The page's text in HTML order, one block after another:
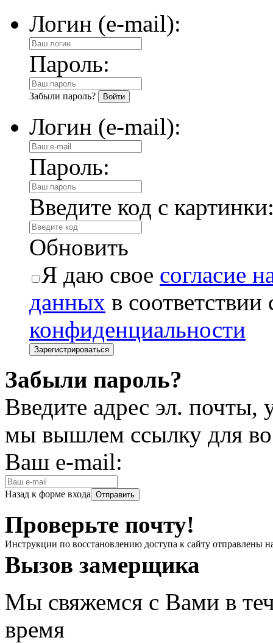
Логин (e-mail):
Пароль:
Забыли пароль?
Логин (e-mail):
Пароль:
Введите код с
Обновить
Я даю свое согласие
данных в соответствии
конфиденциальности
Забыли пароль?
Введите адрес эл. почты,
мы вышлем ссылку для
Ваш e-mail:
Назад к форме входа
Проверьте почту!
Инструкции по восстановлению доступа к сайту отправлены
Вызов замерщика
Мы свяжемся с Вами в
время